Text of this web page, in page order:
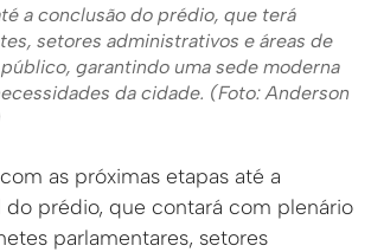
a conclusão do prédio, que terá
setores administrativos e áreas de
garantindo uma sede moderna
da cidade. (Foto: Anderson
as próximas etapas até a
do prédio, que contará com plenário
parlamentares, setores